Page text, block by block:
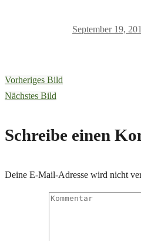
September 19,
Vorheriges Bild
Nächstes Bild
Schreibe einen
Deine E-Mail-Adresse wird nicht